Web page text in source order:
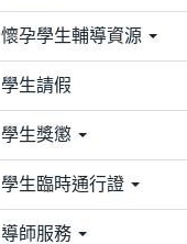
懷孕學生輔導資源
學生請假
學生獎懲
學生臨時通行證
導師服務